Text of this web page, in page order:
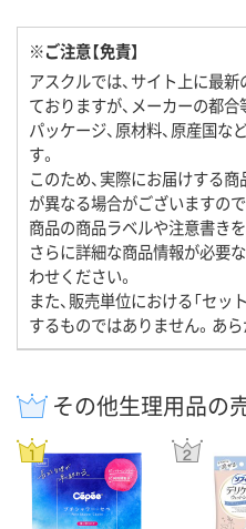
※ご注意【免責】
アスクルでは、サイト上に最
ておりますが、メーカーの都合
パッケージ、原材料、原産国な
す。
このため、実際にお届けする
が異なる場合がございますの
商品の商品ラベルや注意書き
さらに詳細な商品情報が必要
わせください。
また、販売単位における「セッ
するものではありません。あ
その他生理用品の